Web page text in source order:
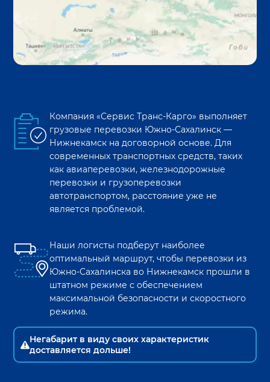
Компания «Сервис Транс-Карго» выполняет
грузовые перевозки Южно-Сахалинск —
Нижнекамск на договорной основе. Для
современных транспортных средств, таких
как авиаперевозки, железнодорожные
перевозки и грузоперевозки
автотранспортом, расстояние уже не
является проблемой.
Наши логисты подберут наиболее
оптимальный маршрут, чтобы перевозки из
Южно-Сахалинска во Нижнекамск прошли в
штатном режиме с обеспечением
максимальной безопасности и скоростного
режима.
Негабарит в виду своих характеристик
доставляется дольше!